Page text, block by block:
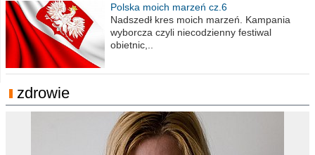
Polska moich marzeń cz.6
Nadszedł kres moich marzeń. Kampania
wyborcza czyli niecodzienny festiwal
obietnic,..
zdrowie